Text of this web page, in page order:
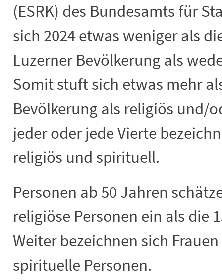
(ESRK) des Bundesamts für
sich 2024 etwas weniger als
Luzerner Bevölkerung als
Somit stuft sich etwas mehr
Bevölkerung als religiös und/
jeder oder jede Vierte
religiös und spirituell.
Personen ab 50 Jahren
religiöse Personen ein als die
Weiter bezeichnen sich
spirituelle Personen.